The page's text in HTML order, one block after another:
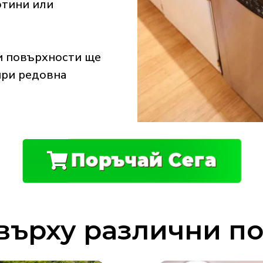
или
повърхности ще
редовна
Поръчай Cега
различни